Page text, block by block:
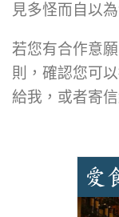
見多怪而自以
若您有合作意
則，確認您可
給我，或者寄